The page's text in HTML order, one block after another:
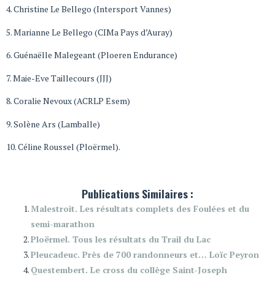
4. Christine Le Bellego (Intersport Vannes)
5. Marianne Le Bellego (CIMa Pays d’Auray)
6. Guénaëlle Malegeant (Ploeren Endurance)
7. Maie-Eve Taillecours (JJJ)
8. Coralie Nevoux (ACRLP Esem)
9. Solène Ars (Lamballe)
10. Céline Roussel (Ploërmel).
Publications Similaires :
Malestroit. Les résultats complets des Foulées et du
semi-marathon
Ploërmel. Tous les résultats du Trail du Lac
Pleucadeuc. Près de 700 randonneurs et… Loïc Peyron
Questembert. Le cross du collège Saint-Joseph